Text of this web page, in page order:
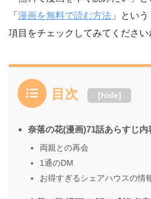
「 漫画を無料で読む方法 」という
項目をチェックしてみてください
目次 [hide]
奈落の花(漫画)71話あらすじ内
両親との再会
1通のDM
お得すぎるシェアハウスの情